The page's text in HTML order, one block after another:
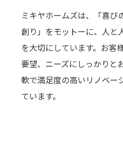
ミキヤホームズは、「喜び
創り」をモットーに、人と
を大切にしています。お客
要望、ニーズにしっかりと
軟で満足度の高いリノベー
ています。